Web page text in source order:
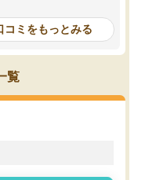
問できるのでとても助か
コミをもっとみる
覧